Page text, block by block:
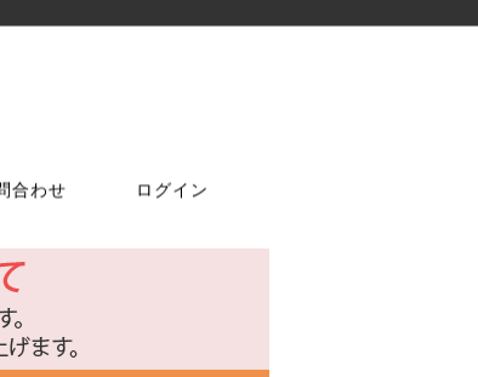
商品
ールチェッカー
アミド
ちら
合わせ ログイン